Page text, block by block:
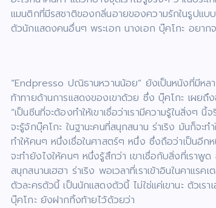
แมนติกที่มีรสชาติของกลิ่นอายของความรักในรูปแบบ
ตัวนักแสดงคนอื่นๆ พระเอก นางเอก บุ๊คโกะ อยากจ
“Endpresso ปณิธานหวานน้อย” ยังเป็นหนังที่มีหล
ท้าทายด้านการแสดงของเขาด้วย ซึ่ง บุ๊คโกะ เผยถึ
“เป็นซีนที่จะต้องทําให้เขาเชื่อว่าเรามีความรู้ในสิ่ง
จะรู้จักบุ๊คโกะ ในฐานะคนที่สนุกสนาน ร่าเริง มันก็จ
ทําให้คนๆ หนึ่งเชื่อในศาสตร์ๆ หนึ่ง ซึ่งถือว่าเป็นอี
จะทํายังไงให้คนๆ หนึ่งรู้สึกว่า เขาเชื่อกับสิ่งที่เราพู
สนุกสนานเฮฮา ร่าเริง พอเวลาที่เราเข้าอินในคาแรค
ตัวละครตัวนี้ เป็นนักแสดงตัวนี้ ไม่ใช่แค่เขานะ ตัวเร
บุ๊คโกะ ยังฝากทิ้งท้ายไว้ด้วยว่า